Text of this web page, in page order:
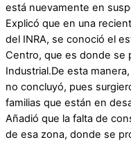
está nuevamente en
Explicó que en una
del INRA, se conoció el
Centro, que es donde se
Industrial.De esta
no concluyó, pues
familias que están en
Añadió que la falta de
de esa zona, donde se